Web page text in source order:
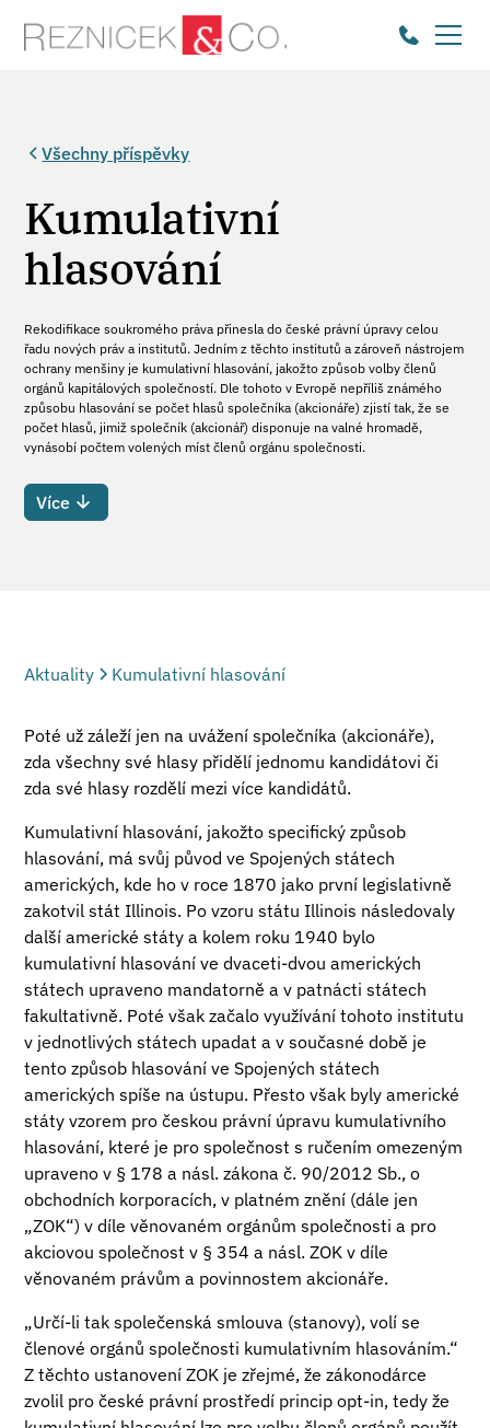
Všechny příspěvky
Kumulativní
hlasování
Rekodifikace soukromého práva přinesla do české právní úpravy celou
řadu nových práv a institutů. Jedním z těchto institutů a zároveň nástrojem
ochrany menšiny je kumulativní hlasování, jakožto způsob volby členů
orgánů kapitálových společností. Dle tohoto v Evropě nepříliš známého
způsobu hlasování se počet hlasů společníka (akcionáře) zjistí tak, že se
počet hlasů, jimiž společník (akcionář) disponuje na valné hromadě,
vynásobí počtem volených míst členů orgánu společnosti.
Více
Aktuality Kumulativní hlasování
Poté už záleží jen na uvážení společníka (akcionáře),
zda všechny své hlasy přidělí jednomu kandidátovi či
zda své hlasy rozdělí mezi více kandidátů.
Kumulativní hlasování, jakožto specifický způsob
hlasování, má svůj původ ve Spojených státech
amerických, kde ho v roce 1870 jako první legislativně
zakotvil stát Illinois. Po vzoru státu Illinois následovaly
další americké státy a kolem roku 1940 bylo
kumulativní hlasování ve dvaceti-dvou amerických
státech upraveno mandatorně a v patnácti státech
fakultativně. Poté však začalo využívání tohoto institutu
v jednotlivých státech upadat a v současné době je
tento způsob hlasování ve Spojených státech
amerických spíše na ústupu. Přesto však byly americké
státy vzorem pro českou právní úpravu kumulativního
hlasování, které je pro společnost s ručením omezeným
upraveno v § 178 a násl. zákona č. 90/2012 Sb., o
obchodních korporacích, v platném znění (dále jen
„ZOK“) v díle věnovaném orgánům společnosti a pro
akciovou společnost v § 354 a násl. ZOK v díle
věnovaném právům a povinnostem akcionáře.
„Určí-li tak společenská smlouva (stanovy), volí se
členové orgánů společnosti kumulativním hlasováním.“
Z těchto ustanovení ZOK je zřejmé, že zákonodárce
zvolil pro české právní prostředí princip opt-in, tedy že